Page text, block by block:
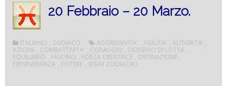
20 Febbraio – 20 Marzo.
ITALIANO , ZODIACO AGGRESSIVITA' , AGILITA' , AUTORITA' ,
AZIONE , COMBATTIVITA' , CORAGGIO , DESISERIO DI LOTTA ,
EQUILIBRIO , FASCINO , FORZA CREATRICE , OSTINAZIONE ,
PERSEVERANZA , POTERE , SEGNI ZODIACALI